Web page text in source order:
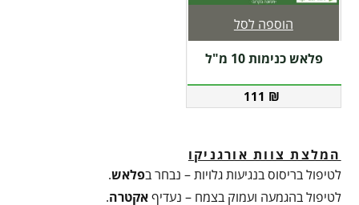
פלאש כנימות 10 מ"ל
111 ₪
הוספה לסל
המלצת צוות אורגניקו
לטיפול בריסוס בנגיעות גלויות – נבחר בפלאש.
לטיפול בהגמעה ועמוק בצמח – נעדיףאקטרה.